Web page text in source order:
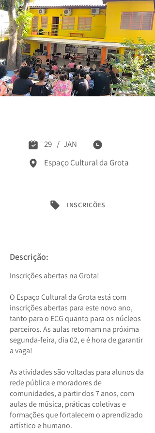
Inscrições 2026:
29 / JAN
Espaço Cultural da Grota
INSCRIÇÕES
Descrição:
Inscrições abertas na Grota!
O Espaço Cultural da Grota está com
inscrições abertas para este novo ano,
tanto para o ECG quanto para os núcleos
parceiros. As aulas retornam na próxima
segunda-feira, dia 02, e é hora de garantir
a vaga!
As atividades são voltadas para alunos da
rede pública e moradores de
comunidades, a partir dos 7 anos, com
aulas de música, práticas coletivas e
formações que fortalecem o aprendizado
artístico e humano.